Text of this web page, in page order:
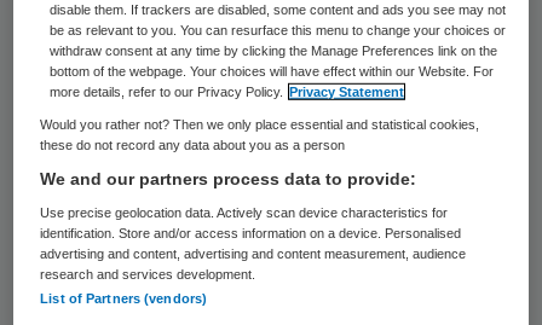
“De samenwerking is gebaseerd op een
gedeelde visie waarbij de belangen van
cliënten centraal staan binnen
zorgorganisaties”, aldus NCZ en PPP-zorg.
NCZ richt zich op belangenbehartiging,
organisatorische en inhoudelijke aspecten
van cliëntenmedezeggenschap. PPP-zorg
focust zich daarnaast op samenwerking en
disable them. If trackers are disabled, some content and ads you see may not
be as relevant to you. You can resurface this menu to change your choices or
withdraw consent at any time by clicking the Manage Preferences link on the
bottom of the webpage. Your choices will have effect within our Website. For
more details, refer to our Privacy Policy.
Privacy Statement
Would you rather not? Then we only place essential and statistical cookies,
these do not record any data about you as a person
We and our partners process data to provide:
Use precise geolocation data. Actively scan device characteristics for
identification. Store and/or access information on a device. Personalised
advertising and content, advertising and content measurement, audience
research and services development.
List of Partners (vendors)